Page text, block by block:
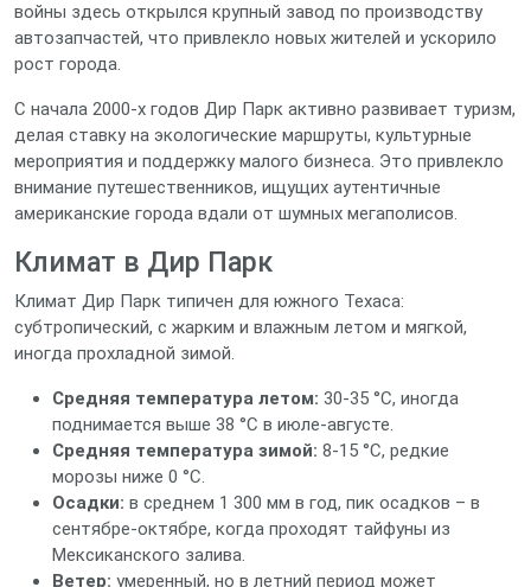
войны здесь открылся крупный завод по производству
автозапчастей, что привлекло новых жителей и ускорило
рост города.
С начала 2000‑х годов Дир Парк активно развивает туризм,
делая ставку на экологические маршруты, культурные
мероприятия и поддержку малого бизнеса. Это привлекло
внимание путешественников, ищущих аутентичные
американские города вдали от шумных мегаполисов.
Климат в Дир Парк
Климат Дир Парк типичен для южного Техаса:
субтропический, с жарким и влажным летом и мягкой,
иногда прохладной зимой.
Средняя температура летом: 30‑35 °C, иногда
поднимается выше 38 °C в июле‑августе.
Средняя температура зимой: 8‑15 °C, редкие
морозы ниже 0 °C.
Осадки: в среднем 1 300 мм в год, пик осадков – в
сентябре‑октябре, когда проходят тайфуны из
Мексиканского залива.
Ветер: умеренный, но в летний период может